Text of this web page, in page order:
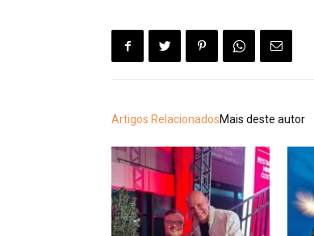
Artigos RelacionadosMais deste autor